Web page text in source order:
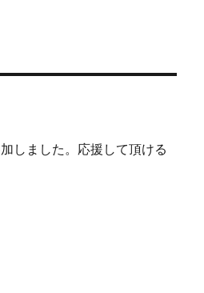
しました。応援して頂ける